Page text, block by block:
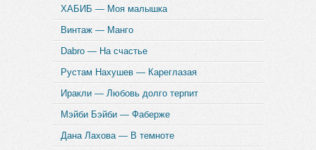
ХАБИБ — Моя малышка
Винтаж — Манго
Dabro — На счастье
Рустам Нахушев — Кареглазая
Иракли — Любовь долго терпит
Мэйби Бэйби — Фаберже
Дана Лахова — В темноте